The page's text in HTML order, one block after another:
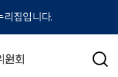
리집입니다.
검